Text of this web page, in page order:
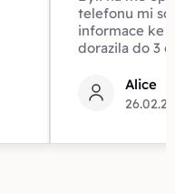
telefonu mi
informace ke
dorazila do 3
Alice